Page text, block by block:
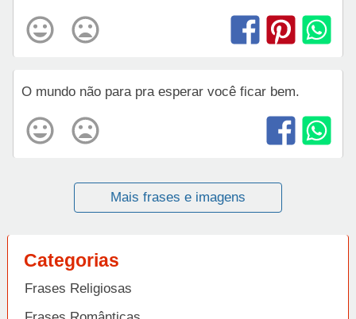
O mundo não para pra esperar você ficar bem.
Mais frases e imagens
Categorias
Frases Religiosas